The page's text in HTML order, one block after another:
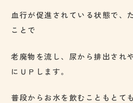
血行が促進されている状態で、
ことで
老廃物を流し、尿から排出され
にＵＰします。
普段からお水を飲むこともとて